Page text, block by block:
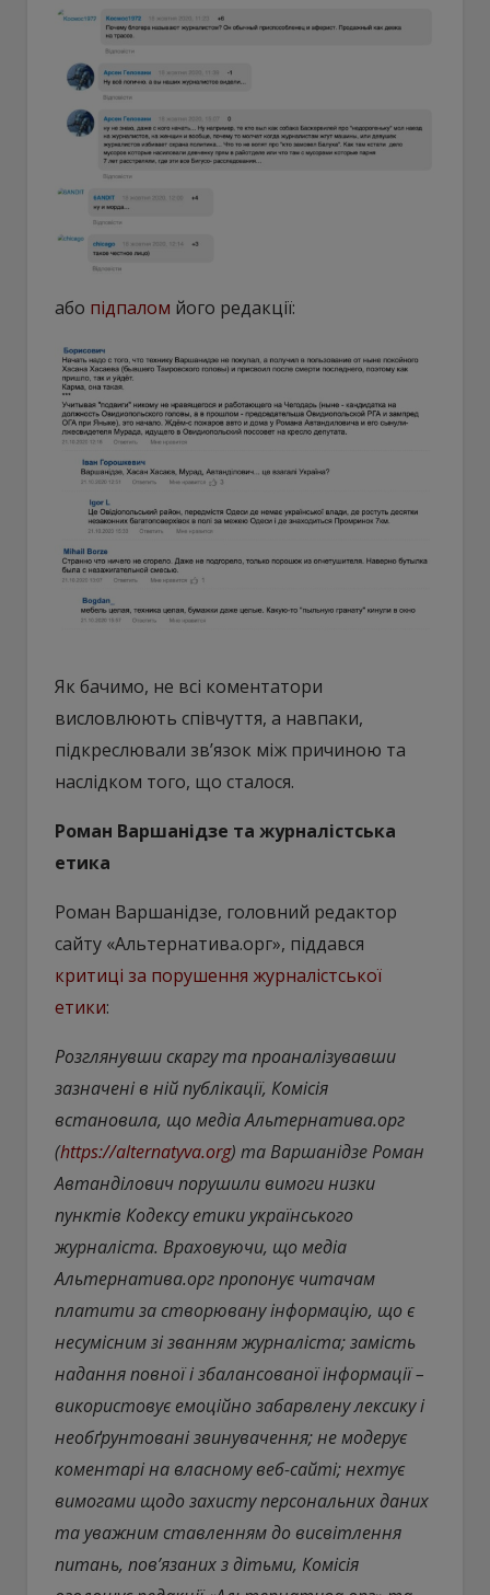
або підпалом його редакції:
Як бачимо, не всі коментатори
висловлюють співчуття, а навпаки,
підкреслювали зв’язок між причиною та
наслідком того, що сталося.
Роман Варшанідзе та журналістська
етика
Роман Варшанідзе, головний редактор
сайту «Альтернатива.орг», піддався
критиці за порушення журналістської
етики:
Розглянувши скаргу та проаналізувавши
зазначені в ній публікації, Комісія
встановила, що медіа Альтернатива.орг
(https://alternatyva.org) та Варшанідзе Роман
Автанділович порушили вимоги низки
пунктів Кодексу етики українського
журналіста. Враховуючи, що медіа
Альтернатива.орг пропонує читачам
платити за створювану інформацію, що є
несумісним зі званням журналіста; замість
надання повної і збалансованої інформації –
використовує емоційно забарвлену лексику і
необґрунтовані звинувачення; не модерує
коментарі на власному веб-сайті; нехтує
вимогами щодо захисту персональних даних
та уважним ставленням до висвітлення
питань, пов’язаних з дітьми, Комісія